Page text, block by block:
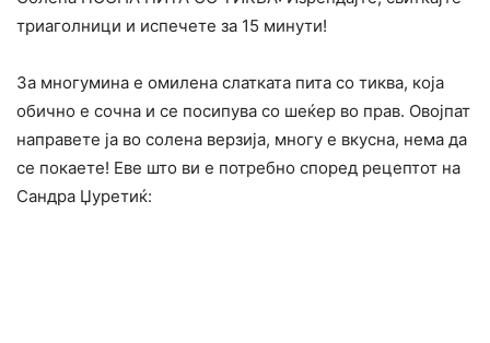
триаголници и испечете за 15 минути!
За многумина е омилена слатката пита со тиква, која
обично е сочна и се посипува со шеќер во прав. Овојпат
направете ја во солена верзија, многу е вкусна, нема да
се покаете! Еве што ви е потребно според рецептот на
Сандра Џуретиќ: